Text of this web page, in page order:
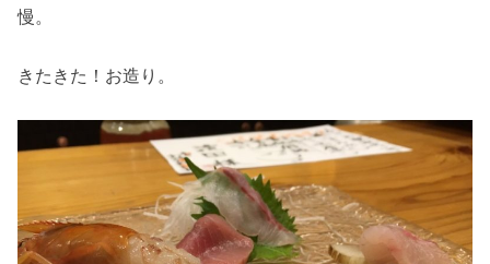
慢。
きたきた！お造り。